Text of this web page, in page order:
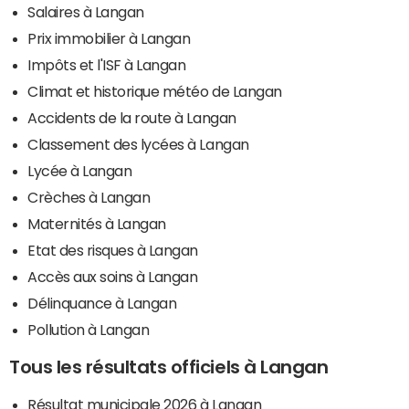
Salaires à Langan
Prix immobilier à Langan
Impôts et l'ISF à Langan
Climat et historique météo de Langan
Accidents de la route à Langan
Classement des lycées à Langan
Lycée à Langan
Crèches à Langan
Maternités à Langan
Etat des risques à Langan
Accès aux soins à Langan
Délinquance à Langan
Pollution à Langan
Tous les résultats officiels à Langan
Résultat municipale 2026 à Langan